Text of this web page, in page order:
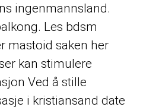
ingenmannsland.
Les bdsm
mastoid saken her
kan stimulere
Ved å stille
i kristiansand date